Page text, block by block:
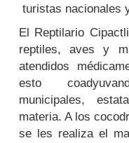
turistas nacionales
El Reptilario
reptiles, aves y
atendidos
esto
municipales,
materia. A los
se les realiza el